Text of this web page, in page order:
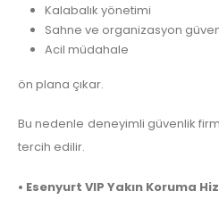
Kalabalık yönetimi
Sahne ve organizasyon
Acil müdahale
ön plana çıkar.
Bu nedenle deneyimli güvenlik
tercih edilir.
• Esenyurt VIP Yakın Koruma